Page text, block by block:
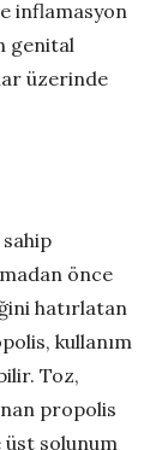
inflamasyon
genital
üzerinde
önce
hatırlatan
kullanım
Toz,
propolis
üst solunum